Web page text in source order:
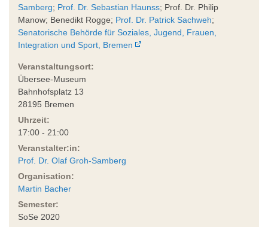
Samberg; Prof. Dr. Sebastian Haunss; Prof. Dr. Philip
Manow; Benedikt Rogge; Prof. Dr. Patrick Sachweh;
Senatorische Behörde für Soziales, Jugend, Frauen,
Integration und Sport, Bremen
Veranstaltungsort:
Übersee-Museum
Bahnhofsplatz 13
28195 Bremen
Uhrzeit:
17:00 - 21:00
Veranstalter:in:
Prof. Dr. Olaf Groh-Samberg
Organisation:
Martin Bacher
Semester:
SoSe 2020